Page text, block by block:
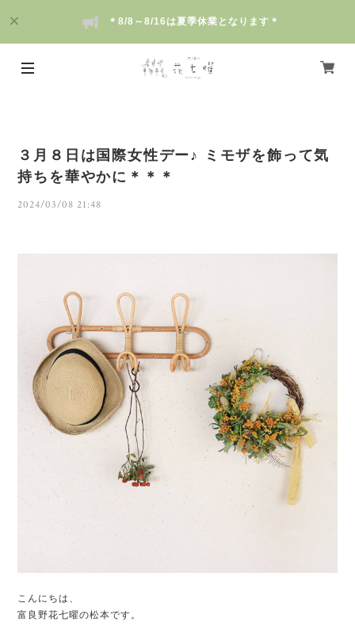
＊8/8～8/16は夏季休業となります＊
３月８日は国際女性デー♪ ミモザを飾って気
持ちを華やかに＊＊＊
2024/03/08 21:48
こんにちは、
富良野花七曜の松本です。